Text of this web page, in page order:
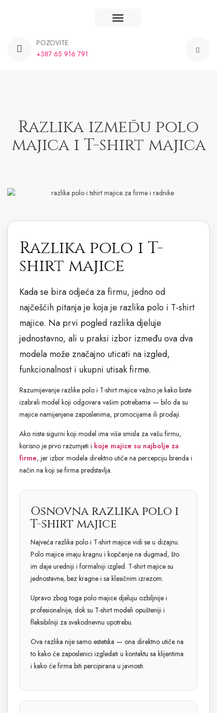
POZOVITE
+387 65 916 791
Razlika između polo
majica i T-shirt majica
Razlika polo i T-
shirt majice
Kada se bira odjeća za firmu, jedno od
najčešćih pitanja je koja je razlika polo i T-shirt
majice. Na prvi pogled razlika djeluje
jednostavno, ali u praksi izbor između ova dva
modela može značajno uticati na izgled,
funkcionalnost i ukupni utisak firme.
Razumijevanje razlike polo i T-shirt majice važno je kako biste
izabrali model koji odgovara vašim potrebama — bilo da su
majice namijenjene zaposlenima, promocijama ili prodaji.
Ako niste sigurni koji model ima više smisla za vašu firmu,
korisno je prvo razumjeti i koje majice su najbolje za
firme, jer izbor modela direktno utiče na percepciju brenda i
način na koji se firma predstavlja.
Osnovna razlika polo i
T-shirt majice
Najveća razlika polo i T-shirt majice vidi se u dizajnu.
Polo majice imaju kragnu i kopčanje na dugmad, što
im daje uredniji i formalniji izgled. T-shirt majice su
jednostavne, bez kragne i sa klasičnim izrezom.
Upravo zbog toga polo majice djeluju ozbiljnije i
profesionalnije, dok su T-shirt modeli opušteniji i
fleksibilniji za svakodnevnu upotrebu.
Ova razlika nije samo estetska — ona direktno utiče na
to kako će zaposlenici izgledati u kontaktu sa klijentima
i kako će firma biti percipirana u javnosti.